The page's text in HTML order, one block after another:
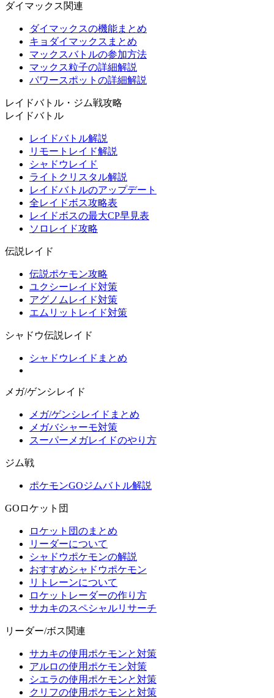
ダイマックス関連
ダイマックスの機能まとめ
キョダイマックスまとめ
マックスバトルの参加方法
マックス粒子の詳細解説
パワースポットの詳細解説
レイドバトル・ジム戦攻略
レイドバトル
レイドバトル解説
リモートレイド解説
シャドウレイド
ライトクリスタル解説
レイドバトルのアップデート
全レイドボス攻略表
レイドボスの最大CP早見表
ソロレイド攻略
伝説レイド
伝説ポケモン攻略
ユクシーレイド対策
アグノムレイド対策
エムリットレイド対策
シャドウ伝説レイド
シャドウレイドまとめ
メガ/ゲンシレイド
メガ/ゲンシレイドまとめ
メガバシャーモ対策
スーパーメガレイドのやり方
ジム戦
ポケモンGOジムバトル解説
GOロケット団
ロケット団のまとめ
リーダーについて
シャドウポケモンの解説
おすすめシャドウポケモン
リトレーンについて
ロケットレーダーの作り方
サカキのスペシャルリサーチ
リーダー/ボス関連
サカキの使用ポケモンと対策
アルロの使用ポケモン対策
シエラの使用ポケモンと対策
クリフの使用ポケモンと対策